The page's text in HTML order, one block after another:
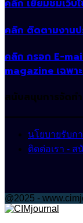
คลิก เยี่ยมชมเว็บ
คลิก ติดตามงานป
คลิก กรอก E-
magazine เฉพา
สนับสนุนการจัดท
นโยบายรับก
ติดต่อเรา -
@2025 -